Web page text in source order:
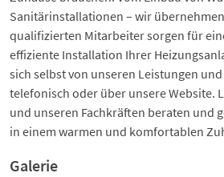
Sanitärinstallationen – wir
qualifizierten Mitarbeiter sorgen für
effiziente Installation Ihrer
sich selbst von unseren Leistungen
telefonisch oder über unsere Website.
und unseren Fachkräften beraten und
in einem warmen und komfortablen
Galerie